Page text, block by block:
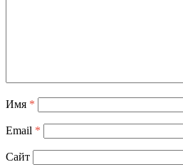
Имя *
Email *
Сайт